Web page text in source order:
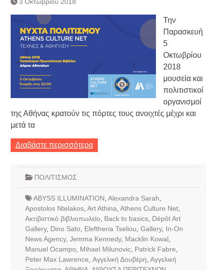
Κατάργηση βιβλιαρίων Υγείας
Ημερήσιο Δελτίο Τιμών
Συναλλάγματος &
Τραπεζογραμματίων 7-3-2019
Ημερήσιο Δελτίο Τιμών
Συναλλάγματος &
Τραπεζογραμματίων 4-3-2019
Κάθοδος αγροτών
Δικαιοσύνη
Την
Παρασκευή
5
Οκτωβρίου
2018
μουσεία και
πολιτιστικοί
οργανισμοί
της Αθήνας κρατούν τις πόρτες τους ανοιχτές μέχρι και
μετά τα
Διαβάστε περισσότερα
ΠΟΛΙΤΙΣΜΟΣ
ABYSS ILLUMINATION Alexandra Sarah
Apostolos Ntelakos, Art Athina Athens Culture Net,
Aκτιβιστικό βιβλιοπωλείο
Back to basics, Dépôt Art
Gallery, Dino Sato Eleftheria Tseliou Gallery, In-On
News Agency, Jemma Kennedy, Macklin Kowal
Manuel Ocampo
Mihael Milunovic, Patrick Fabre
Peter Max Lawrence Αγγελική Δουβέρη Αγγελική